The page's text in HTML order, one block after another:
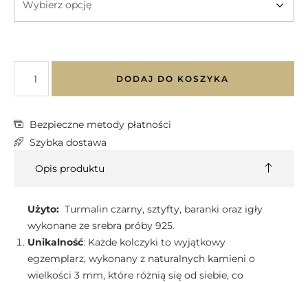
DODAJ DO KOSZYKA
Bezpieczne metody płatności
Szybka dostawa
Opis produktu
Użyto: Turmalin czarny, sztyfty, baranki oraz igły
wykonane ze srebra próby 925.
Unikalność: Każde kolczyki to wyjątkowy
egzemplarz, wykonany z naturalnych kamieni o
wielkości 3 mm, które różnią się od siebie, co